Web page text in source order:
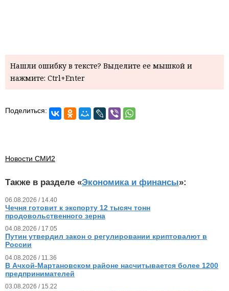
Нашли ошибку в тексте? Выделите ее мышкой и
нажмите: Ctrl+Enter
Поделиться:
Новости СМИ2
Также в разделе «Экономика и финансы»:
06.08.2026 / 14.40
Чечня готовит к экспорту 12 тысяч тонн
продовольственного зерна
04.08.2026 / 17.05
Путин утвердил закон о регулировании криптовалют в
России
04.08.2026 / 11.36
В Ачхой-Мартановском районе насчитывается более 1200
предпринимателей
03.08.2026 / 15.22